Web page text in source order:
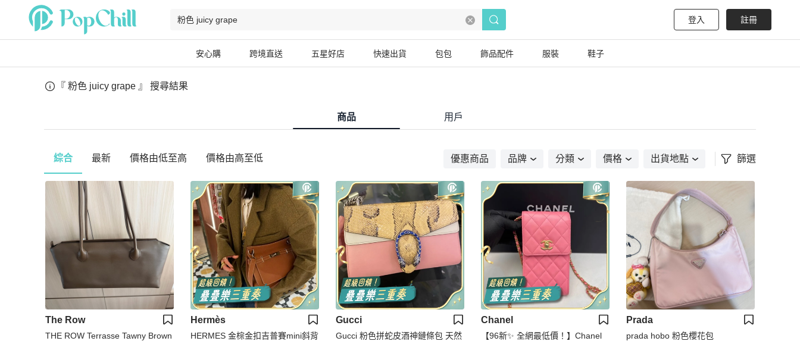
登入 註冊
安心購 跨境直送 五星好店 快速出貨 包包 飾品配件 服裝 鞋子
『 粉色 juicy grape 』 搜尋結果
商品 用戶
綜合 最新 價格由低至高 價格由高至低 優惠商品 品牌 分類 價格 出貨地點 篩選
The Row
THE ROW Terrasse Tawny Brown
Hermès
HERMES 金棕金扣吉普賽mini斜背
Gucci
Gucci 粉色拼蛇皮酒神鏈條包 天然
Chanel
【96新✨ 全網最低價！】Chanel
Prada
prada hobo 粉色櫻花包